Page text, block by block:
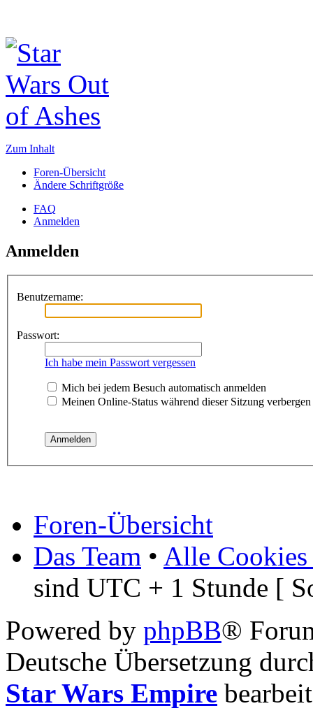
Zum Inhalt
Foren-Übersicht
Ändere Schriftgröße
FAQ
Anmelden
Anmelden
Benutzername:
Passwort:
Ich habe mein Passwort vergessen
Mich bei jedem Besuch automatisch anmelden
Meinen Online-Status während dieser Sitzung verbergen
Foren-Übersicht
Das Team • Alle Cookies
sind UTC + 1 Stunde [
Powered by phpBB®
Deutsche Übersetzung
Star Wars Empire